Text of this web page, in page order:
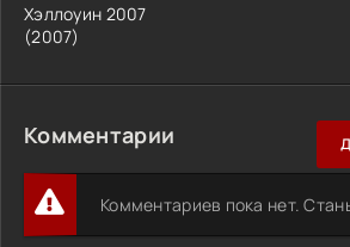
Хэллоуин 2007
(2007)
Комментарии
Комментариев пока нет.